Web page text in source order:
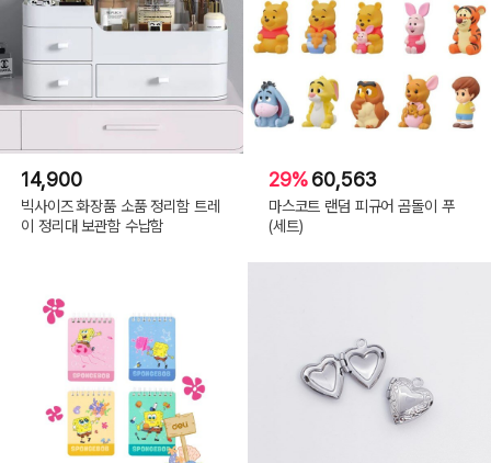
14,900
빅사이즈 화장품 소품 정리함 트레
이 정리대 보관함 수납함
29%60,563
마스코트 랜덤 피규어 곰돌이 푸
(세트)